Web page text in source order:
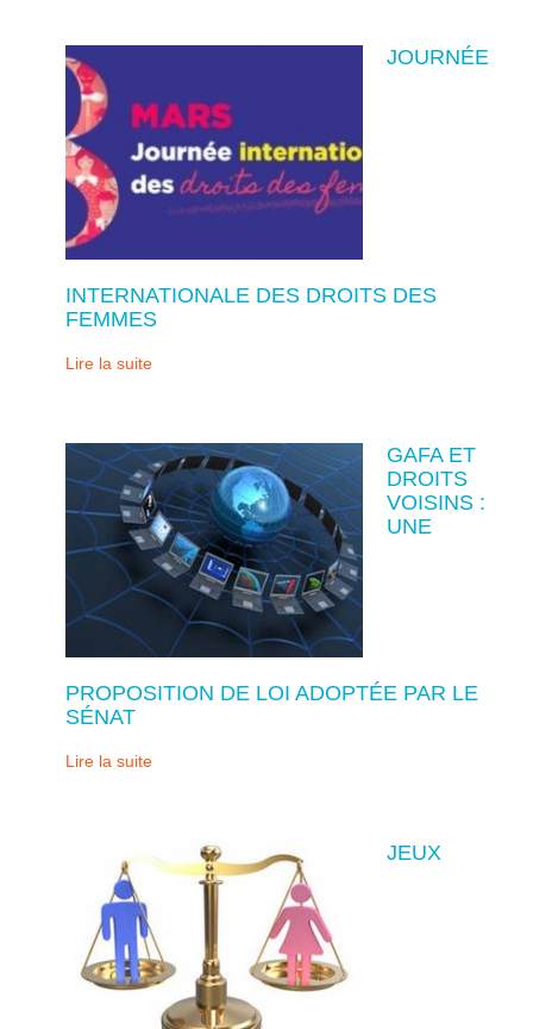
JOURNÉE
INTERNATIONALE DES DROITS DES
FEMMES
Lire la suite
GAFA ET
DROITS
VOISINS :
UNE
PROPOSITION DE LOI ADOPTÉE PAR LE
SÉNAT
Lire la suite
JEUX